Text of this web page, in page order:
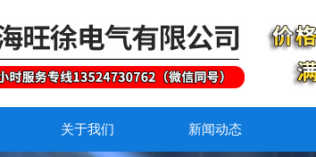
关于我们 新闻动态